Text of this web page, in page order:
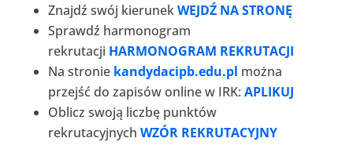
Znajdź swój kierunekWEJDŹ NA STRONĘ
Sprawdź harmonogram
rekrutacji HARMONOGRAM REKRUTACJI
Na stronie kandydacipb.edu.pl można
przejść do zapisów online w IRK: APLIKUJ
Oblicz swoją liczbę punktów
rekrutacyjnych WZÓR REKRUTACYJNY